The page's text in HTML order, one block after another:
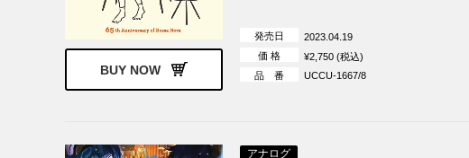
BUY NOW
発売日
2023.04.19
価 格
¥2,750 (税込)
品 番
UCCU-1667/8
アナログ